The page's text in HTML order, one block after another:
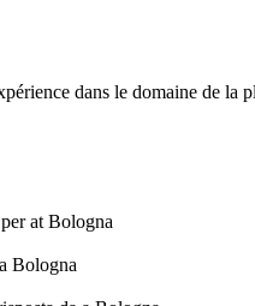
dans le domaine de
at Bologna
Bologna